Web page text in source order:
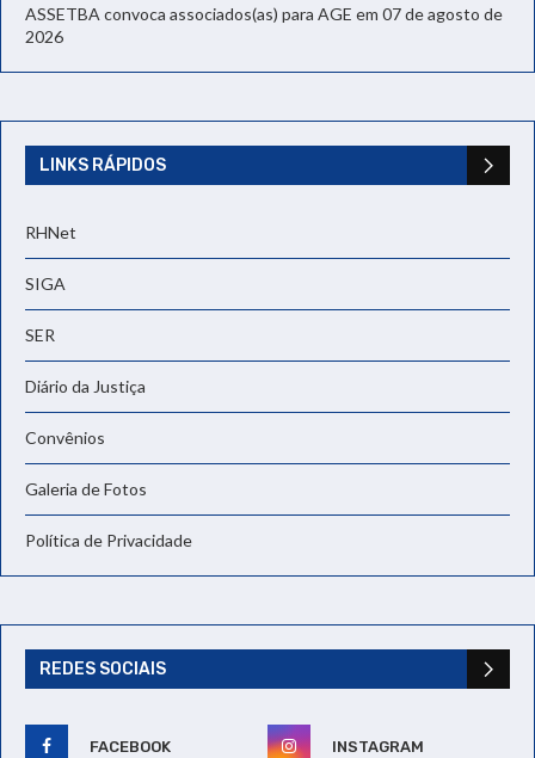
ASSETBA convoca associados(as) para AGE em 07 de agosto de
2026
LINKS RÁPIDOS
RHNet
SIGA
SER
Diário da Justiça
Convênios
Galeria de Fotos
Política de Privacidade
REDES SOCIAIS
FACEBOOK INSTAGRAM